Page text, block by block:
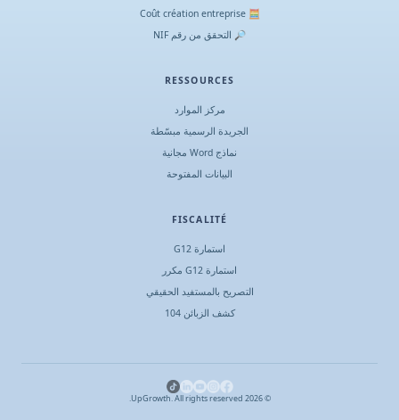
🧮 Coût création entreprise
🔎 التحقق من رقم NIF
RESSOURCES
مركز الموارد
الجريدة الرسمية مبسّطة
نماذج Word مجانية
البيانات المفتوحة
FISCALITÉ
استمارة G12
استمارة G12 مكرر
التصريح بالمستفيد الحقيقي
كشف الزبائن 104
©
2026